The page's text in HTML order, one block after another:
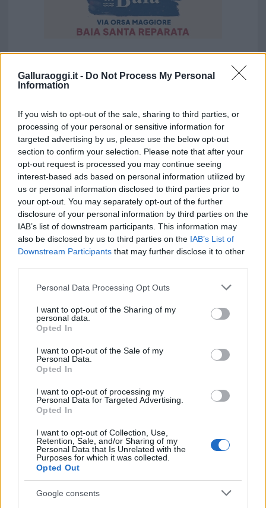
Galluraoggi.it - Do Not Process My Personal
Information
If you wish to opt-out of the sale, sharing to third parties, or
processing of your personal or sensitive information for
targeted advertising by us, please use the below opt-out
section to confirm your selection. Please note that after your
opt-out request is processed you may continue seeing
interest-based ads based on personal information utilized by
us or personal information disclosed to third parties prior to
your opt-out. You may separately opt-out of the further
disclosure of your personal information by third parties on the
IAB’s list of downstream participants. This information may
also be disclosed by us to third parties on the IAB’s List of
Downstream Participants that may further disclose it to other
Please note that this website/app uses one or more Google
not limited to your visit or usage behaviour. You may click to
grant or deny consent to Google and its third-party tags to
use your data for below specified purposes in below Google
consent section.
Personal Data Processing Opt Outs
I want to opt-out of the Sharing of my
personal data.
Opted In
I want to opt-out of the Sale of my
Personal Data.
Opted In
I want to opt-out of processing my
Personal Data for Targeted Advertising.
Opted In
I want to opt-out of Collection, Use,
Retention, Sale, and/or Sharing of my
Personal Data that Is Unrelated with the
Purposes for which it was collected.
Opted Out
Google consents
Vuoi rimuovere le pubblicità nazionali?
cliccandoqui
Sei già abbonato?
Puoi effettuare l'accesso andando nella
sezioneLogindal menù del sito o
cliccandoqui
TEMI: Basilica San Simplicio
Elena Fraschini
Sabato Santo Olbia
i tuoi video e le tue foto
Notizie in tempo reale?
GalluraOggi.it
Ricevi le nostre ultime news